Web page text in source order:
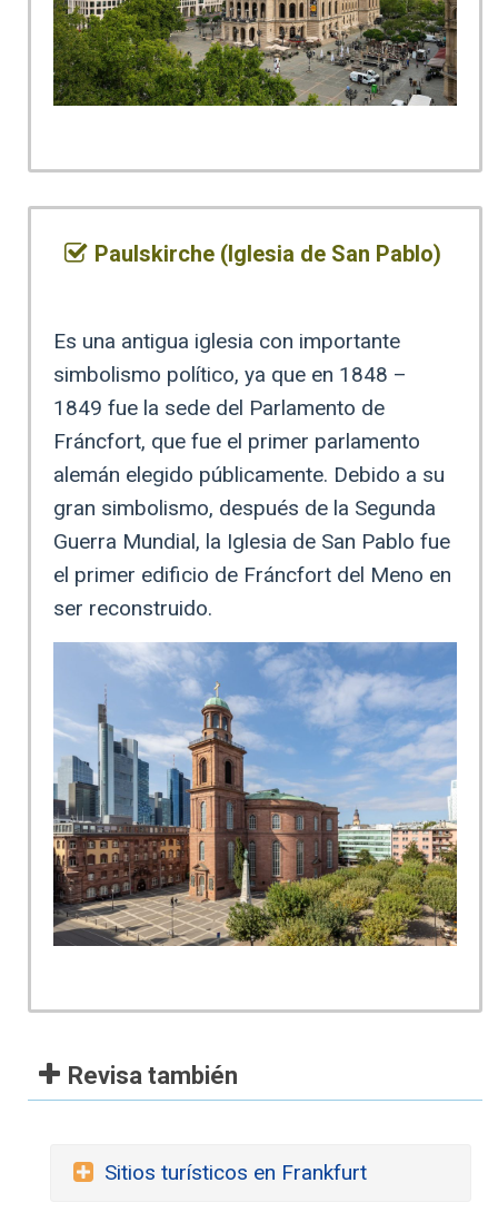
Paulskirche (Iglesia de San Pablo)
Es una antigua iglesia con importante
simbolismo político, ya que en 1848 –
1849 fue la sede del Parlamento de
Fráncfort, que fue el primer parlamento
alemán elegido públicamente. Debido a su
gran simbolismo, después de la Segunda
Guerra Mundial, la Iglesia de San Pablo fue
el primer edificio de Fráncfort del Meno en
ser reconstruido.
Revisa también
Sitios turísticos en Frankfurt